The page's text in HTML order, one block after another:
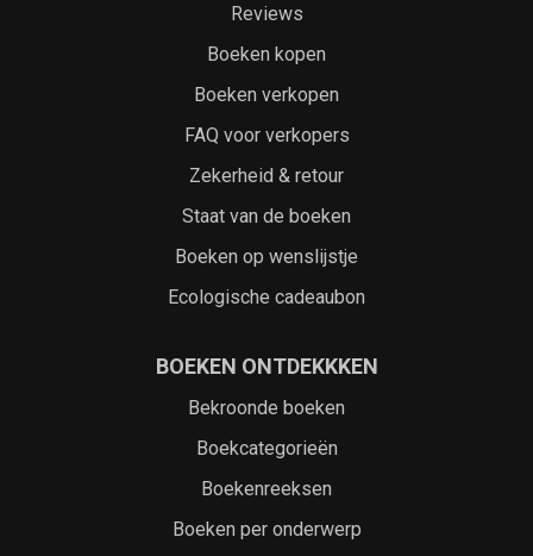
Reviews
Boeken kopen
Boeken verkopen
FAQ voor verkopers
Zekerheid & retour
Staat van de boeken
Boeken op wenslijstje
Ecologische cadeaubon
BOEKEN ONTDEKKKEN
Bekroonde boeken
Boekcategorieën
Boekenreeksen
Boeken per onderwerp